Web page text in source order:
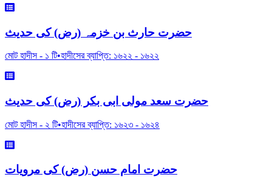
حضرت حارث بن خزمہ (رض) کی حدیث
মোট হাদীস - ১ টি•হাদীসের ব্যাপ্তি: ১৬২২ - ১৬২২
حضرت سعد مولی ابی بکر (رض) کی حدیث
মোট হাদীস - ২ টি•হাদীসের ব্যাপ্তি: ১৬২৩ - ১৬২৪
حضرت امام حسن (رض) کی مرویات